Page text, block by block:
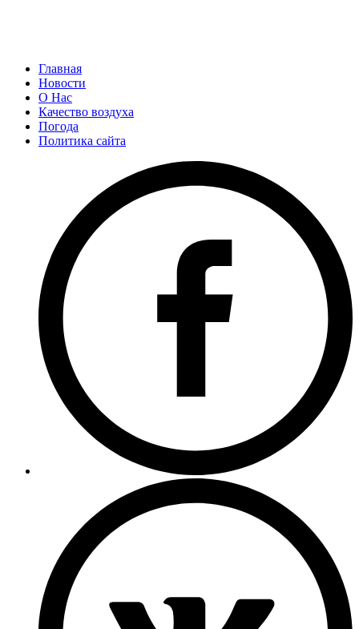
Главная
Новости
О Нас
Качество воздуха
Погода
Политика сайта